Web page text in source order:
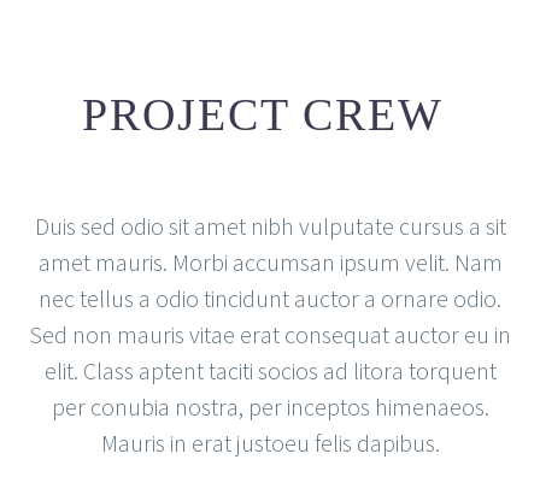
PROJECT CREW
Duis sed odio sit amet nibh vulputate cursus a sit
amet mauris. Morbi accumsan ipsum velit. Nam
nec tellus a odio tincidunt auctor a ornare odio.
Sed non mauris vitae erat consequat auctor eu in
elit. Class aptent taciti socios ad litora torquent
per conubia nostra, per inceptos himenaeos.
Mauris in erat justoeu felis dapibus.